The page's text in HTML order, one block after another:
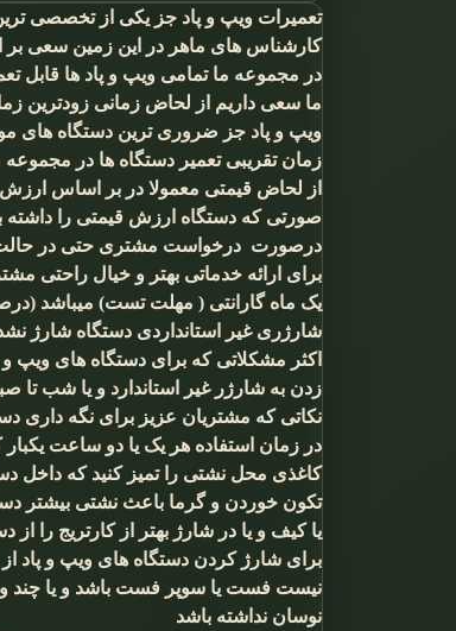
تعمیرات ویپ و پاد جز یکی از تخصصی ترین
کارشناس های ماهر در این زمین سعی بر
در مجموعه ما تمامی ویپ و پاد ها قابل
ما سعی داریم از لحاض زمانی زودترین
ویپ و پاد جز ضروری ترین دستگاه های
زمان تقریبی تعمیر دستگاه ها در مجموعه
از لحاض قیمتی معمولا در بر اساس
صورتی که دستگاه ارزش قیمتی را داشته
درصورت درخواست مشتری حتی در
برای ارائه خدماتی بهتر و خیال راحتی
یک ماه گارانتی ( مهلت تست) میباشد
شارژری غیر استانداردی دستگاه شارژ
اکثر مشکلاتی که برای دستگاه های ویپ
زدن به شارژر غیر استاندارد و یا شب
نکاتی که مشتریان عزیز برای نگه داری
در زمان استفاده هر یک یا دو ساعت یکبار
کاغذی محل نشتی را تمیز کنید که داخل
تکون خوردن و گرما باعث نشتی بیشتر
یا کیف و یا در شارژ بهتر از کارتریج را
برای شارژ کردن دستگاه های ویپ و پاد از
نوسان نداشته باشد